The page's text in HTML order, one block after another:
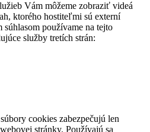
Vám môžeme zobraziť videá
ktorého hostiteľmi sú externí
súhlasom používame na tejto
služby tretích strán:
cookies zabezpečujú len
stránky. Používajú sa